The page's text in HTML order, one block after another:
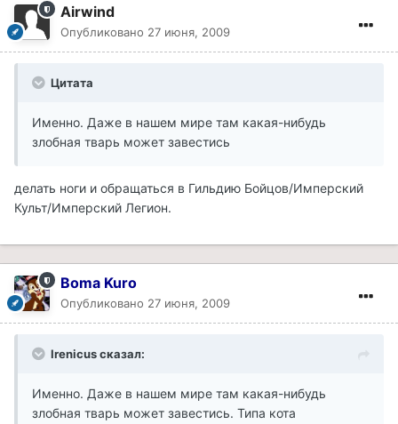
Airwind
Опубликовано 27 июня, 2009
Цитата
Именно. Даже в нашем мире там какая-нибудь
злобная тварь может завестись
делать ноги и обращаться в Гильдию Бойцов/Имперский
Культ/Имперский Легион.
Boma Kuro
Опубликовано 27 июня, 2009
Irenicus сказал:
Именно. Даже в нашем мире там какая-нибудь
злобная тварь может завестись. Типа кота